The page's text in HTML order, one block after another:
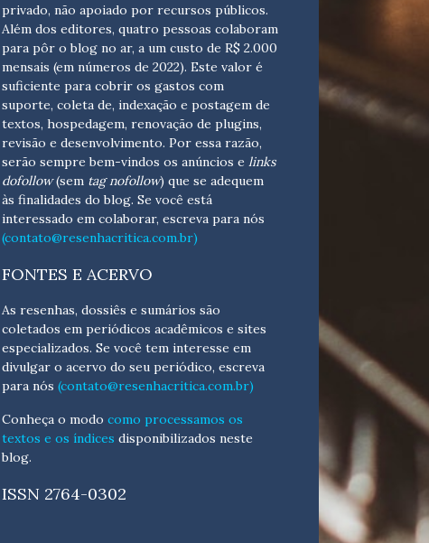
privado, não apoiado por recursos públicos.
Além dos editores, quatro pessoas colaboram
para pôr o blog no ar, a um custo de R$ 2.000
mensais (em números de 2022). Este valor é
suficiente para cobrir os gastos com
suporte, coleta de, indexação e postagem de
textos, hospedagem, renovação de plugins,
revisão e desenvolvimento. Por essa razão,
serão sempre bem-vindos os anúncios e links
dofollow(sem tag nofollow) que se adequem
às finalidades do blog. Se você está
interessado em colaborar, escreva para nós
(contato@resenhacritica.com.br)
FONTES E ACERVO
As resenhas, dossiês e sumários são
coletados em periódicos acadêmicos e sites
especializados. Se você tem interesse em
divulgar o acervo do seu periódico, escreva
para nós (contato@resenhacritica.com.br)
Conheça o modo como processamos os
textos e os índices disponibilizados neste
blog.
ISSN 2764-0302